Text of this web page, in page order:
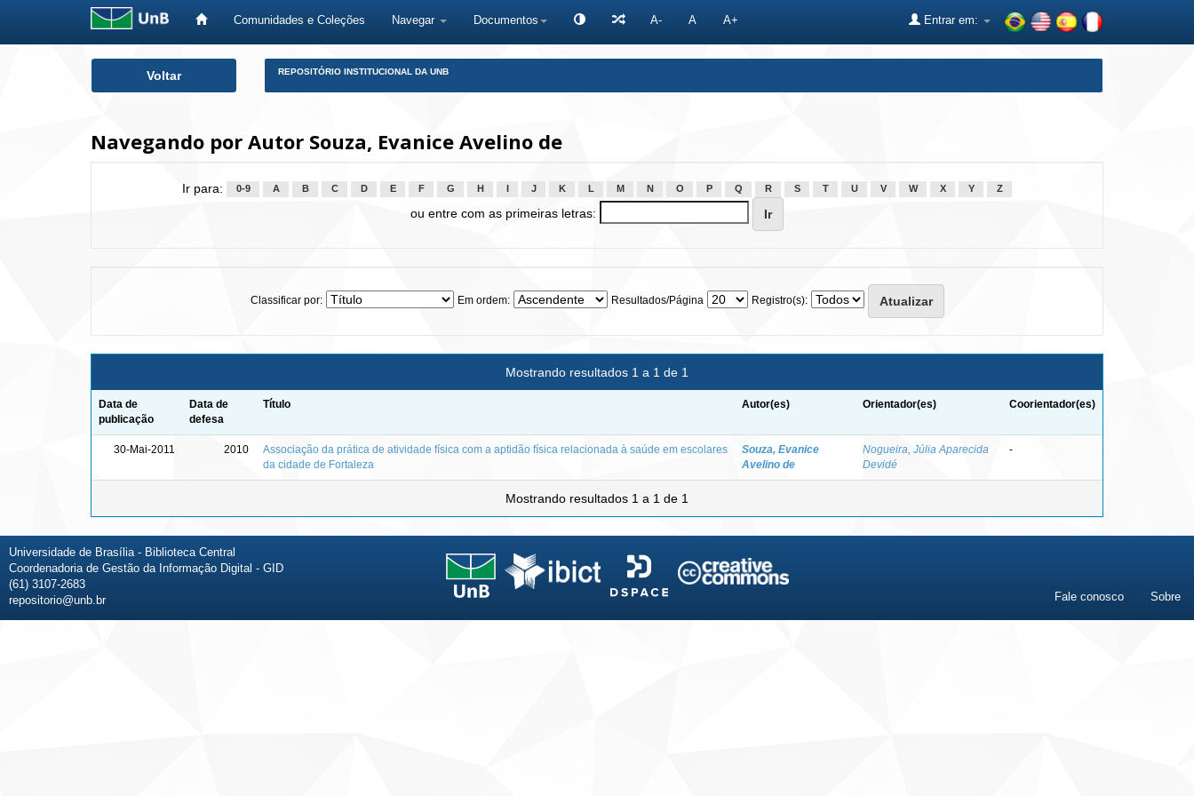
Comunidades e Coleções Navegar Documentos A- A A+ Entrar em:
Voltar REPOSITÓRIO INSTITUCIONAL DA UNB
Navegando por Autor Souza, Evanice Avelino de
Ir para: 0-9 A B C D E F G H J K L M N O P Q R S T U V W X Y Z
ou entre com as primeiras letras:
Classificar por: Em ordem: Resultados/Página Registro(s):
Mostrando resultados 1 a 1 de 1
Data de
publicação
Data de
defesa
Título Autor(es) Orientador(es) Coorientador(es)
30-Mai-2011 2010
Associação da prática de atividade física com a aptidão física relacionada à saúde em escolares
da cidade de Fortaleza
Souza, Evanice
Avelino de
Nogueira, Júlia Aparecida
Devidé
-
Mostrando resultados 1 a 1 de 1
Universidade de Brasília - Biblioteca Central
Coordenadoria de Gestão da Informação Digital - GID
(61) 3107-2683
repositorio@unb.br
Fale conosco Sobre